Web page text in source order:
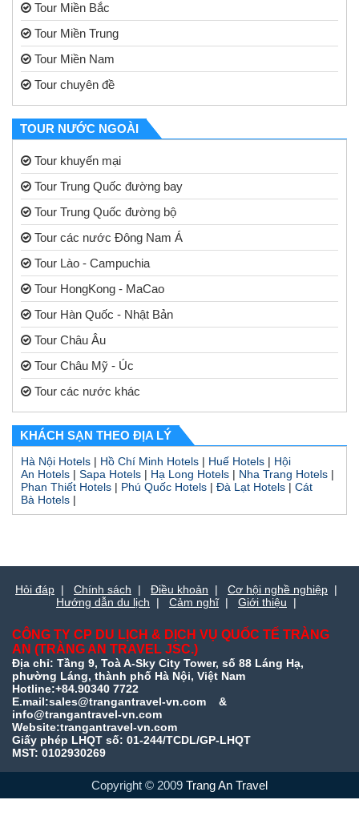
Tour Miền Bắc
Tour Miền Trung
Tour Miền Nam
Tour chuyên đề
TOUR NƯỚC NGOÀI
Tour khuyến mại
Tour Trung Quốc đường bay
Tour Trung Quốc đường bộ
Tour các nước Đông Nam Á
Tour Lào - Campuchia
Tour HongKong - MaCao
Tour Hàn Quốc - Nhật Bản
Tour Châu Âu
Tour Châu Mỹ - Úc
Tour các nước khác
KHÁCH SẠN THEO ĐỊA LÝ
Hà Nội Hotels | Hồ Chí Minh Hotels | Huế Hotels | Hội
An Hotels | Sapa Hotels | Hạ Long Hotels | Nha Trang Hotels |
Phan Thiết Hotels | Phú Quốc Hotels | Đà Lạt Hotels | Cát
Bà Hotels |
Hỏi đáp | Chính sách | Điều khoản | Cơ hội nghề nghiệp |
Hướng dẫn du lịch | Cảm nghĩ| Giới thiệu |
CÔNG TY CP DU LỊCH & DỊCH VỤ QUỐC TẾ TRÀNG
AN (TRÀNG AN TRAVEL JSC.)
Địa chỉ: Tầng 9, Toà A-Sky City Tower, số 88 Láng Hạ,
phường Láng, thành phố Hà Nội, Việt Nam
Hotline:+84.90340 7722
E.mail:sales@trangantravel-vn.com &
info@trangantravel-vn.com
Website:trangantravel-vn.com
Giấy phép LHQT số: 01-244/TCDL/GP-LHQT
MST: 0102930269
Copyright © 2009 Trang An Travel